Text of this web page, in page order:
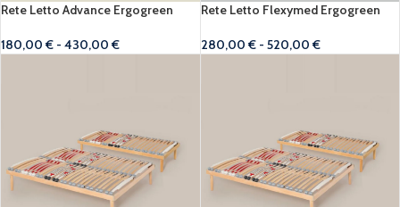
Rete Letto Advance Ergogreen
180,00€ - 430,00€
Rete Letto Flexymed Ergogreen
280,00€ - 520,00€